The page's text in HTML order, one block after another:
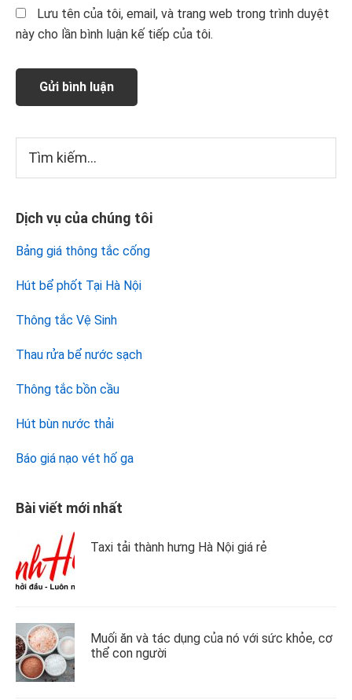
Lưu tên của tôi, email, và trang web trong trình duyệt
này cho lần bình luận kế tiếp của tôi.
Sidebar
chính
kiếm...
Dịch vụ của chúng tôi
Bảng giá thông tắc cống
Hút bể phốt Tại Hà Nội
Thông tắc Vệ Sinh
Thau rửa bể nước sạch
Thông tắc bồn cầu
Hút bùn nước thải
Báo giá nạo vét hố ga
Bài viết mới nhất
Taxi tải thành hưng Hà Nội giá rẻ
Muối ăn và tác dụng của nó với sức khỏe, cơ
thể con người